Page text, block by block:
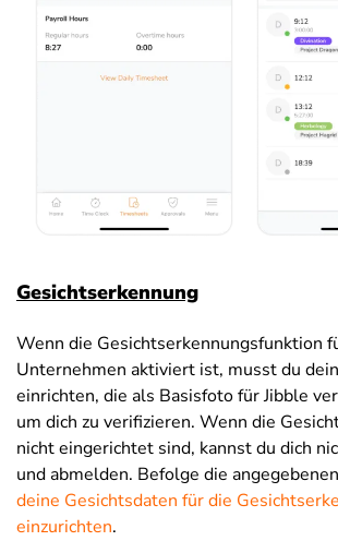
Gesichtserkennung
Wenn die Gesichtserkennungsfunktion
Unternehmen aktiviert ist, musst du
einrichten, die als Basisfoto für Jibble
um dich zu verifizieren. Wenn die
nicht eingerichtet sind, kannst du dich
und abmelden. Befolge die
deine Gesichtsdaten für die
einzurichten.